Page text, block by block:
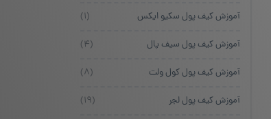
آموزش کیف پول سکیو ایکس (۱)
آموزش کیف پول سیف پال (۴)
آموزش کیف پول کول ولت (۸)
آموزش کیف پول لجر (۱۹)